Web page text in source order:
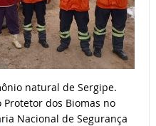
natural de Sergipe.
Protetor dos Biomas no
Nacional de Segurança